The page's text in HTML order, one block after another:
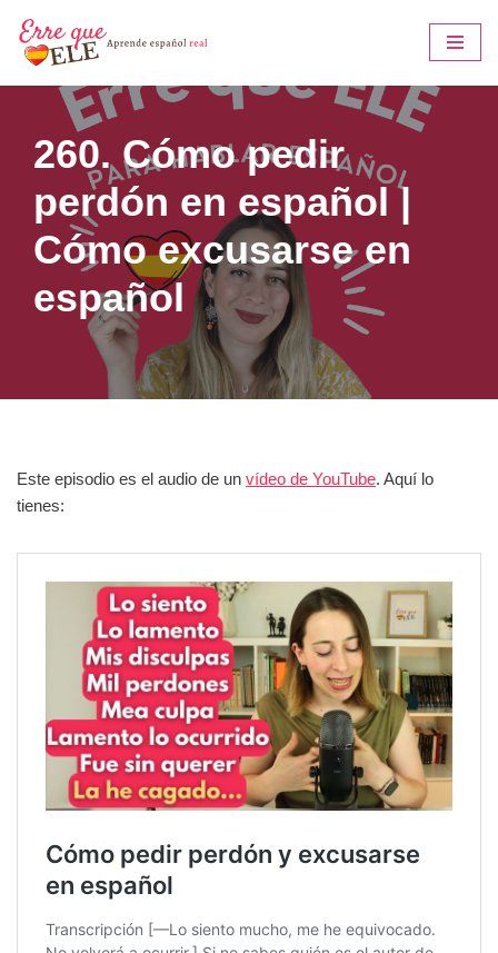
Saltar
al
contenido
260. Cómo pedir
perdón en español |
Cómo excusarse en
español
Este episodio es el audio de un vídeo de YouTube. Aquí lo
tienes: